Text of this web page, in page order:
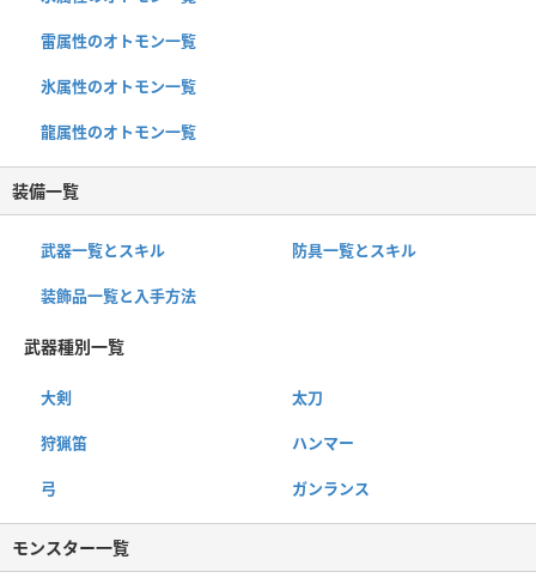
雷属性のオトモン一覧
氷属性のオトモン一覧
龍属性のオトモン一覧
装備一覧
武器一覧とスキル 防具一覧とスキル
装飾品一覧と入手方法
武器種別一覧
大剣 太刀
狩猟笛 ハンマー
弓 ガンランス
モンスター一覧